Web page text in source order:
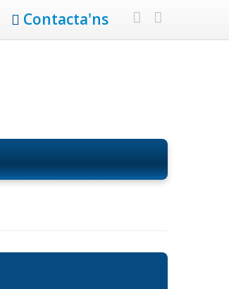
Contacta'ns